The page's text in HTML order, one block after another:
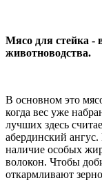
Мясо для стейка -
животноводства.
В основном это
когда вес уже
лучших здесь
абердинский
наличие особых
волокон. Чтобы
откармливают